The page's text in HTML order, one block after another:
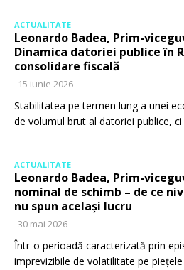
ACTUALITATE
Leonardo Badea, Prim-
Dinamica datoriei publice în
consolidare fiscală
15 iunie 2026
Stabilitatea pe termen lung a unei
de volumul brut al datoriei publice,
ACTUALITATE
Leonardo Badea, Prim-
nominal de schimb – de ce
nu spun același lucru
30 mai 2026
Într-o perioadă caracterizată prin
imprevizibile de volatilitate pe